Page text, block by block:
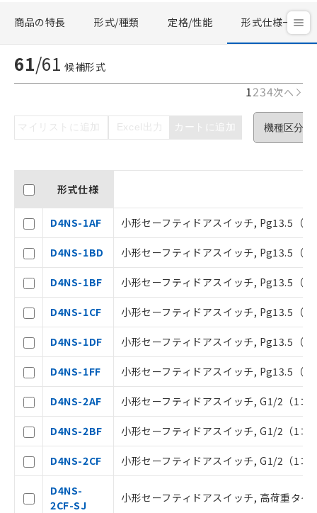
商品の特長 形式/種類 定格/性能 形式仕様一覧
61/61 候補形式
1234次へ
マイリストに追加 Excel出力 カートに追加
形式仕様
D4NS-1AF 小形セーフティドアスイッチ, Pg13.5（
D4NS-1BD 小形セーフティドアスイッチ, Pg13.5（
D4NS-1BF 小形セーフティドアスイッチ, Pg13.5（
D4NS-1CF 小形セーフティドアスイッチ, Pg13.5（
D4NS-1DF 小形セーフティドアスイッチ, Pg13.5（
D4NS-1FF 小形セーフティドアスイッチ, Pg13.5（
D4NS-2AF 小形セーフティドアスイッチ, G1/2（1
D4NS-2BF 小形セーフティドアスイッチ, G1/2（1
D4NS-2CF 小形セーフティドアスイッチ, G1/2（1
D4NS-
2CF-SJ
小形セーフティドアスイッチ, 高荷重タ
ご利用条件
以下の条件をお読みいただき、同意のうえ
ご利用ください。
本サービスは、当社制御機器事業取扱
商品の当社在庫状況および標準価格(税
抜)を提供させていただくものです。
当社制御機器事業取扱商品の中には、
本サービスの対象外となる商品もある
記載している更新日時点での社内デー